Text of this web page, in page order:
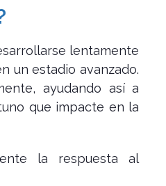
lentamente
un estadio avanzado.
ayudando así a
que impacte en la
la respuesta al